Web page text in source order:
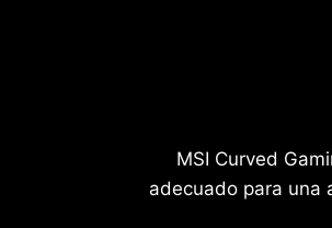
MSI Curved
adecuado para una